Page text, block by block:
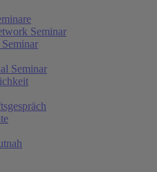
Seminar
Seminar